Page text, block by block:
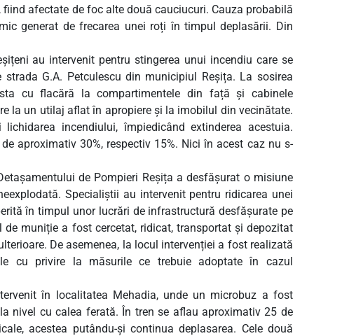
afectate de foc alte două cauciucuri. Cauza probabilă
generat de frecarea unei roți în timpul deplasării. Din
au intervenit pentru stingerea unui incendiu care se
G.A. Petculescu din municipiul Reșița. La sosirea
cu flacără la compartimentele din față și cabinele
la un utilaj aflat în apropiere și la imobilul din vecinătate.
incendiului, împiedicând extinderea acestuia.
aproximativ 30%, respectiv 15%. Nici în acest caz nu s-
de Pompieri Reșița a desfășurat o misiune
Specialiștii au intervenit pentru ridicarea unei
în timpul unor lucrări de infrastructură desfășurate pe
muniție a fost cercetat, ridicat, transportat și depozitat
De asemenea, la locul intervenției a fost realizată
cu privire la măsurile ce trebuie adoptate în cazul
în localitatea Mehadia, unde un microbuz a fost
nivel cu calea ferată. În tren se aflau aproximativ 25 de
acestea putându-și continua deplasarea. Cele două